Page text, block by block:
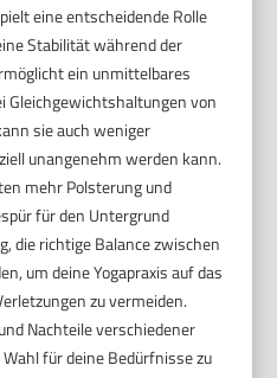
eine entscheidende Rolle
Stabilität während der
ein unmittelbares
Gleichgewichtshaltungen von
sie auch weniger
unangenehm werden kann.
mehr Polsterung und
für den Untergrund
die richtige Balance zwischen
um deine Yogapraxis auf das
zu vermeiden.
Nachteile verschiedener
für deine Bedürfnisse zu